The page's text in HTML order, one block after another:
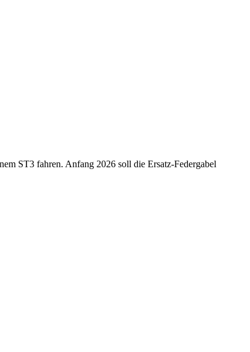
ST3 fahren. Anfang 2026 soll die Ersatz-Federgabel